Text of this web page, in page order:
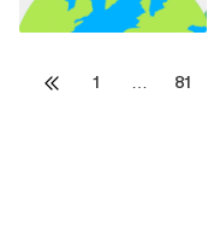
Posts
이전
1 … 81